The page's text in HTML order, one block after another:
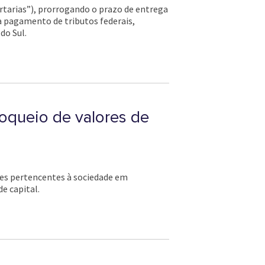
prorrogando o prazo de entrega
pagamento de tributos federais,
Sul.
de valores de
pertencentes à sociedade em
capital.